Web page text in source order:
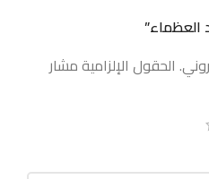
الحقول الإلزامية مشار